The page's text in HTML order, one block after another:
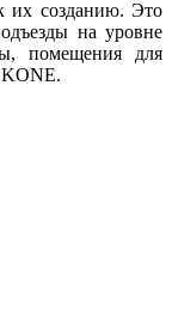
их созданию. Это
на уровне
помещения для
KONE.